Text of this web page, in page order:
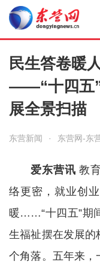
民生答卷暖
——“十四五”
展全景扫描
东营新闻 · 东营网-东
爱东营讯教
络更密，就业创
暖……“十四五”期
生福祉摆在发展的
个角落。五年来，